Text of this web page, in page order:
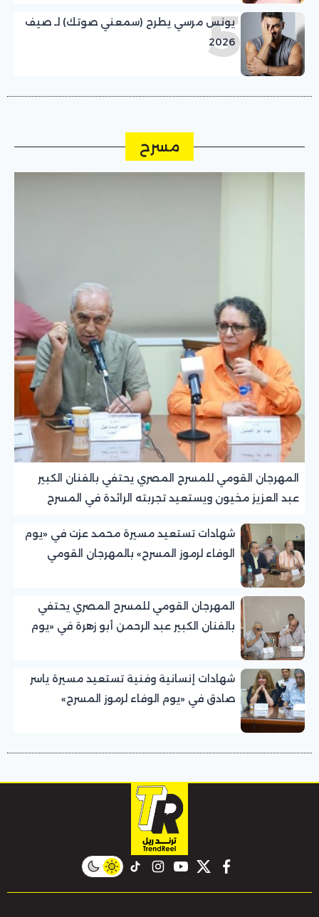
5
يونس مرسي يطرح (سمعني صوتك) لـ صيف
2026
مسرح
المهرجان القومي للمسرح المصري يحتفي بالفنان الكبير
عبد العزيز مخيون ويستعيد تجربته الرائدة في المسرح
شهادات تستعيد مسيرة محمد عزت في «يوم
الوفاء لرموز المسرح» بالمهرجان القومي
المهرجان القومي للمسرح المصري يحتفي
بالفنان الكبير عبد الرحمن أبو زهرة في «يوم
شهادات إنسانية وفنية تستعيد مسيرة ياسر
صادق في «يوم الوفاء لرموز المسرح»
facebook
twitter
youtube
instagram
tiktok